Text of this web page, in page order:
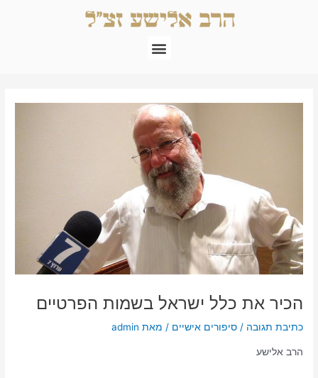
תפריט
הכיר את כלל ישראל בשמות הפרטיים
כתיבת תגובה /סיפורים אישיים / מאת admin
הרב אלישע